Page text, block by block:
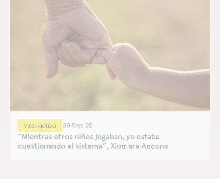
Vida activa 09 Sep 25
“Mientras otros niños jugaban, yo estaba
cuestionando el sistema”, Xiomara Ancona